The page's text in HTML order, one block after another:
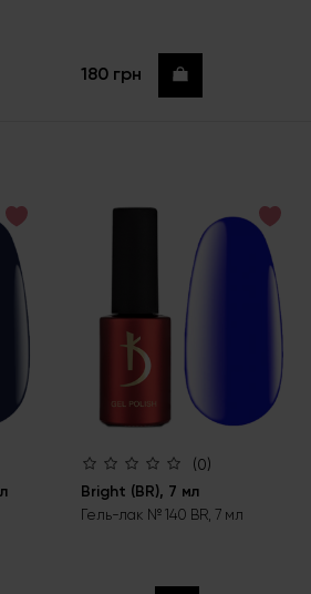
180 грн Купить
(0)
Bright (BR), 7 мл
Гель-лак № 140 BR, 7 мл